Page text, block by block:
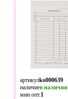
артикулko000639
наличиев наличии
мин опт.1